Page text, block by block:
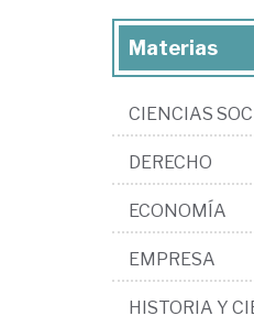
Materias
CIENCIAS
DERECHO
ECONOMÍA
EMPRESA
HISTORIA Y